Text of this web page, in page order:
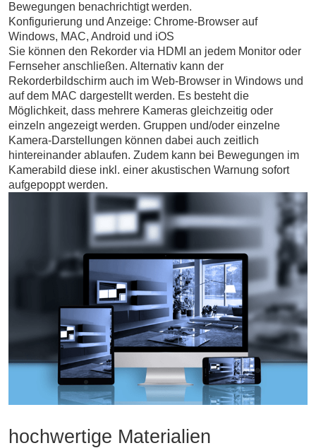
Bewegungen benachrichtigt werden.
Konfigurierung und Anzeige: Chrome-Browser auf
Windows, MAC, Android und iOS
Sie können den Rekorder via HDMI an jedem Monitor oder
Fernseher anschließen. Alternativ kann der
Rekorderbildschirm auch im Web-Browser in Windows und
auf dem MAC dargestellt werden. Es besteht die
Möglichkeit, dass mehrere Kameras gleichzeitig oder
einzeln angezeigt werden. Gruppen und/oder einzelne
Kamera-Darstellungen können dabei auch zeitlich
hintereinander ablaufen. Zudem kann bei Bewegungen im
Kamerabild diese inkl. einer akustischen Warnung sofort
aufgepoppt werden.
hochwertige Materialien